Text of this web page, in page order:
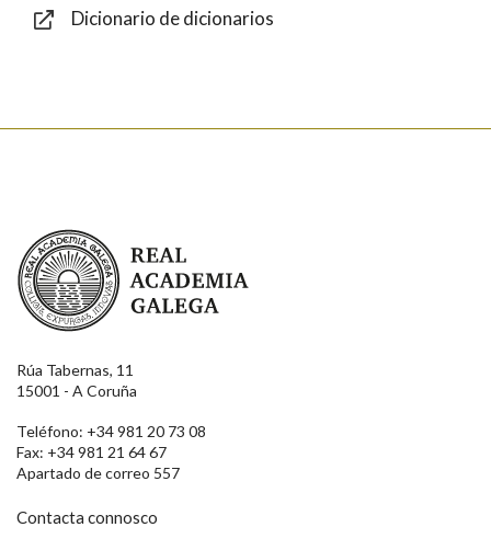
Dicionario de dicionarios
Real Academia Galega
Rúa Tabernas, 11
15001 - A Coruña
Teléfono: +34 981 20 73 08
Fax: +34 981 21 64 67
Apartado de correo 557
Contacta connosco